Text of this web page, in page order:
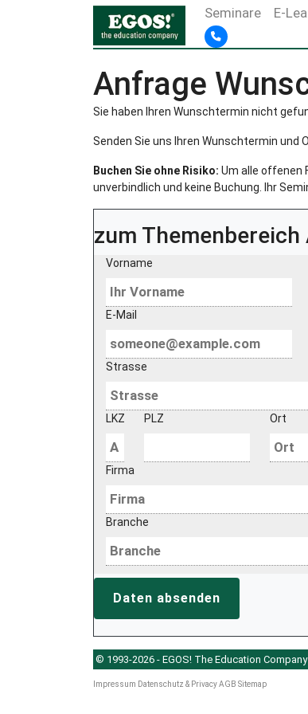
Seminare E-
Anfrage
Sie haben Ihren Wunschtermin nicht
Senden Sie uns Ihren Wunschtermin und
Buchen Sie ohne Risiko: Um alle offenen
unverbindlich und keine Buchung. Ihr
zum Themenbereich
Vorname
E-Mail
Strasse
LKZ PLZ Ort
Firma
Branche
Daten absenden
© 1993-2026 - EGOS! The Education Company
Impressum Datenschutz & PrivacyAGB Sitemap